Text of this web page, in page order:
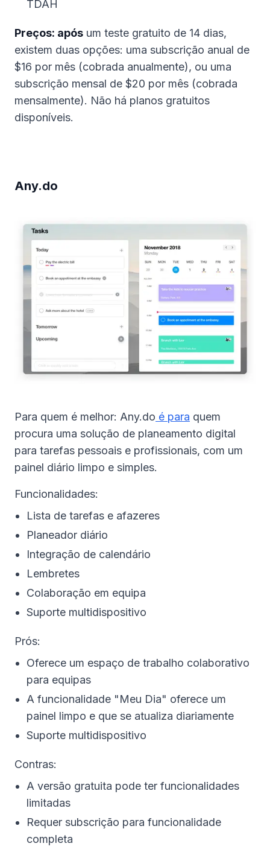
TDAH
Preços: após um teste gratuito de 14 dias,
existem duas opções: uma subscrição anual de
$16 por mês (cobrada anualmente), ou uma
subscrição mensal de $20 por mês (cobrada
mensalmente). Não há planos gratuitos
disponíveis.
Any.do
Para quem é melhor: Any.do é para quem
procura uma solução de planeamento digital
para tarefas pessoais e profissionais, com um
painel diário limpo e simples.
Funcionalidades:
Lista de tarefas e afazeres
Planeador diário
Integração de calendário
Lembretes
Colaboração em equipa
Suporte multidispositivo
Prós:
Oferece um espaço de trabalho colaborativo
para equipas
A funcionalidade "Meu Dia" oferece um
painel limpo e que se atualiza diariamente
Suporte multidispositivo
Contras:
A versão gratuita pode ter funcionalidades
limitadas
Requer subscrição para funcionalidade
completa